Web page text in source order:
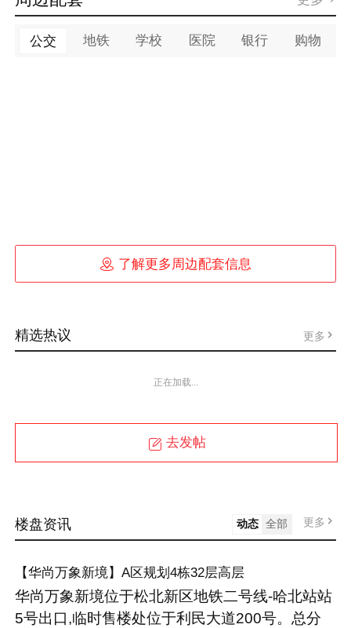
公交 地铁 学校 医院 银行 购物
 了解更多周边配套信息
精选热议 更多
正在加载...
去发帖
楼盘资讯 动态 全部 更多
【华尚万象新境】A区规划4栋32层高层
华尚万象新境位于松北新区地铁二号线-哈北站站
5号出口,临时售楼处位于利民大道200号。总分